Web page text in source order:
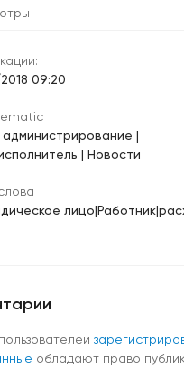
09:20
|
| Новости
лицо|Работник|
обладают право